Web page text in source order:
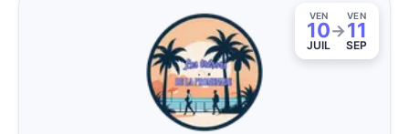
VEN
10
JUIL
→
VEN
11
SEP